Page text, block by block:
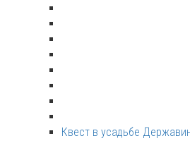
Квест в усадьбе